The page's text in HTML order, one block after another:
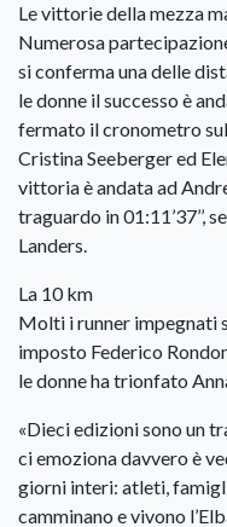
Le vittorie della mezza
Numerosa
si conferma una delle
le donne il successo è
fermato il cronometro sul
Cristina Seeberger ed
vittoria è andata ad
traguardo in 01:11’37’’,
Landers.
La 10 km
Molti i runner impegnati
imposto Federico
le donne ha trionfato
«Dieci edizioni sono un
ci emoziona davvero è
giorni interi: atleti,
camminano e vivono